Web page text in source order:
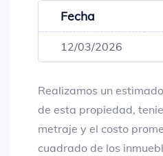
Fecha
12/03/2026
Realizamos un
de esta propiedad,
metraje y el costo
cuadrado de los